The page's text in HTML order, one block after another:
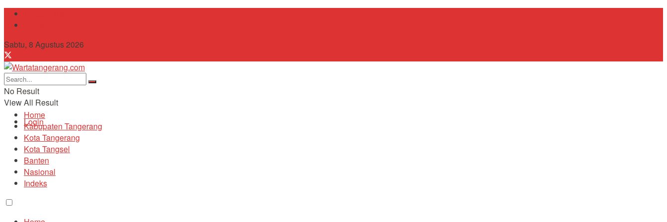
Sabtu, 8 Agustus 2026
No Result
View All Result
Login
Home
Kabupaten Tangerang
Kota Tangerang
Kota Tangsel
Banten
Nasional
Indeks